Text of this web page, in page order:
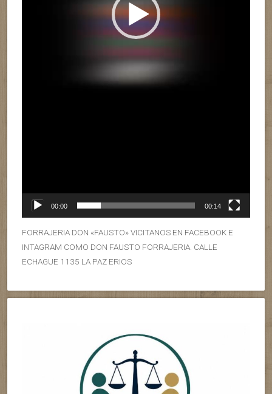
00:00 00:14
FORRAJERIA DON «FAUSTO» VICITANOS EN FACEBOOK E
INTAGRAM COMO DON FAUSTO FORRAJERIA. CALLE
ECHAGUE 1135 LA PAZ ERIOS